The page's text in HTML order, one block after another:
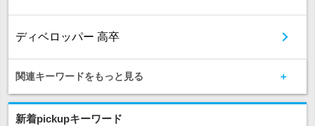
ディベロッパー 高卒
関連キーワードをもっと見る
新着pickupキーワード